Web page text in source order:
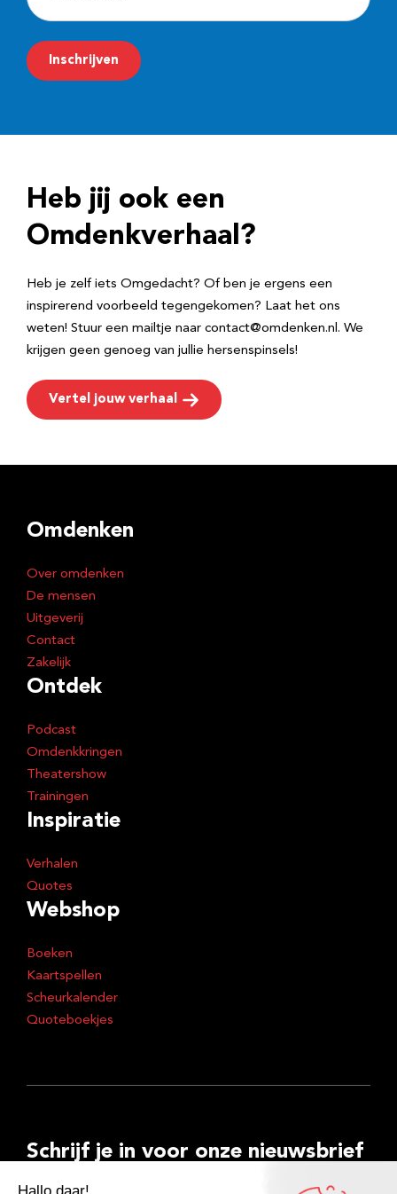
-
m
a
r
e
Inschrijven
Heb jij ook een
Omdenkverhaal?
Heb je zelf iets Omgedacht? Of ben je ergens een
inspirerend voorbeeld tegengekomen? Laat het ons
weten! Stuur een mailtje naar contact@omdenken.nl. We
krijgen geen genoeg van jullie hersenspinsels!
Vertel jouw verhaal
Omdenken
Over omdenken
De mensen
Uitgeverij
Contact
Zakelijk
Ontdek
Podcast
Omdenkkringen
Theatershow
Trainingen
Inspiratie
Verhalen
Quotes
Webshop
Boeken
Kaartspellen
Scheurkalender
Quoteboekjes
Schrijf je in voor onze nieuwsbrief